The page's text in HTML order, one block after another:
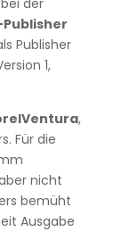
der
Publisher
1,
,
Für die
nicht
bemüht
Ausgabe